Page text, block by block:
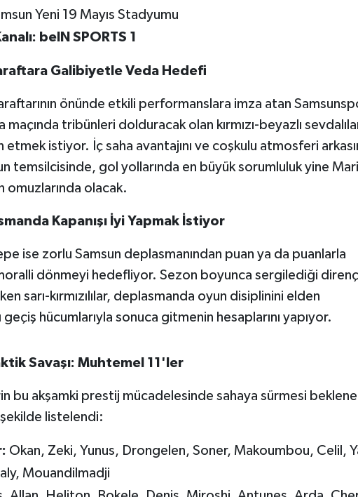
Yeni 19 Mayıs Stadyumu
beIN SPORTS 1
Galibiyetle Veda Hedefi
önünde etkili performanslara imza atan
maçında tribünleri dolduracak olan kırmızı-beyazlı
istiyor. İç saha avantajını ve coşkulu atmosferi
temsilcisinde, gol yollarında en büyük sorumluluk yine
omuzlarında olacak.
Kapanışı İyi Yapmak İstiyor
ise zorlu Samsun deplasmanından puan ya da puanlarla
dönmeyi hedefliyor. Sezon boyunca sergilediği
sarı-kırmızılılar, deplasmanda oyun disiplinini elden
geçiş hücumlarıyla sonuca gitmenin hesaplarını yapıyor.
Savaşı: Muhtemel 11'ler
bu akşamki prestij mücadelesinde sahaya sürmesi
listelendi:
Okan, Zeki, Yunus, Drongelen, Soner, Makoumbou, Celil,
Mouandilmadji